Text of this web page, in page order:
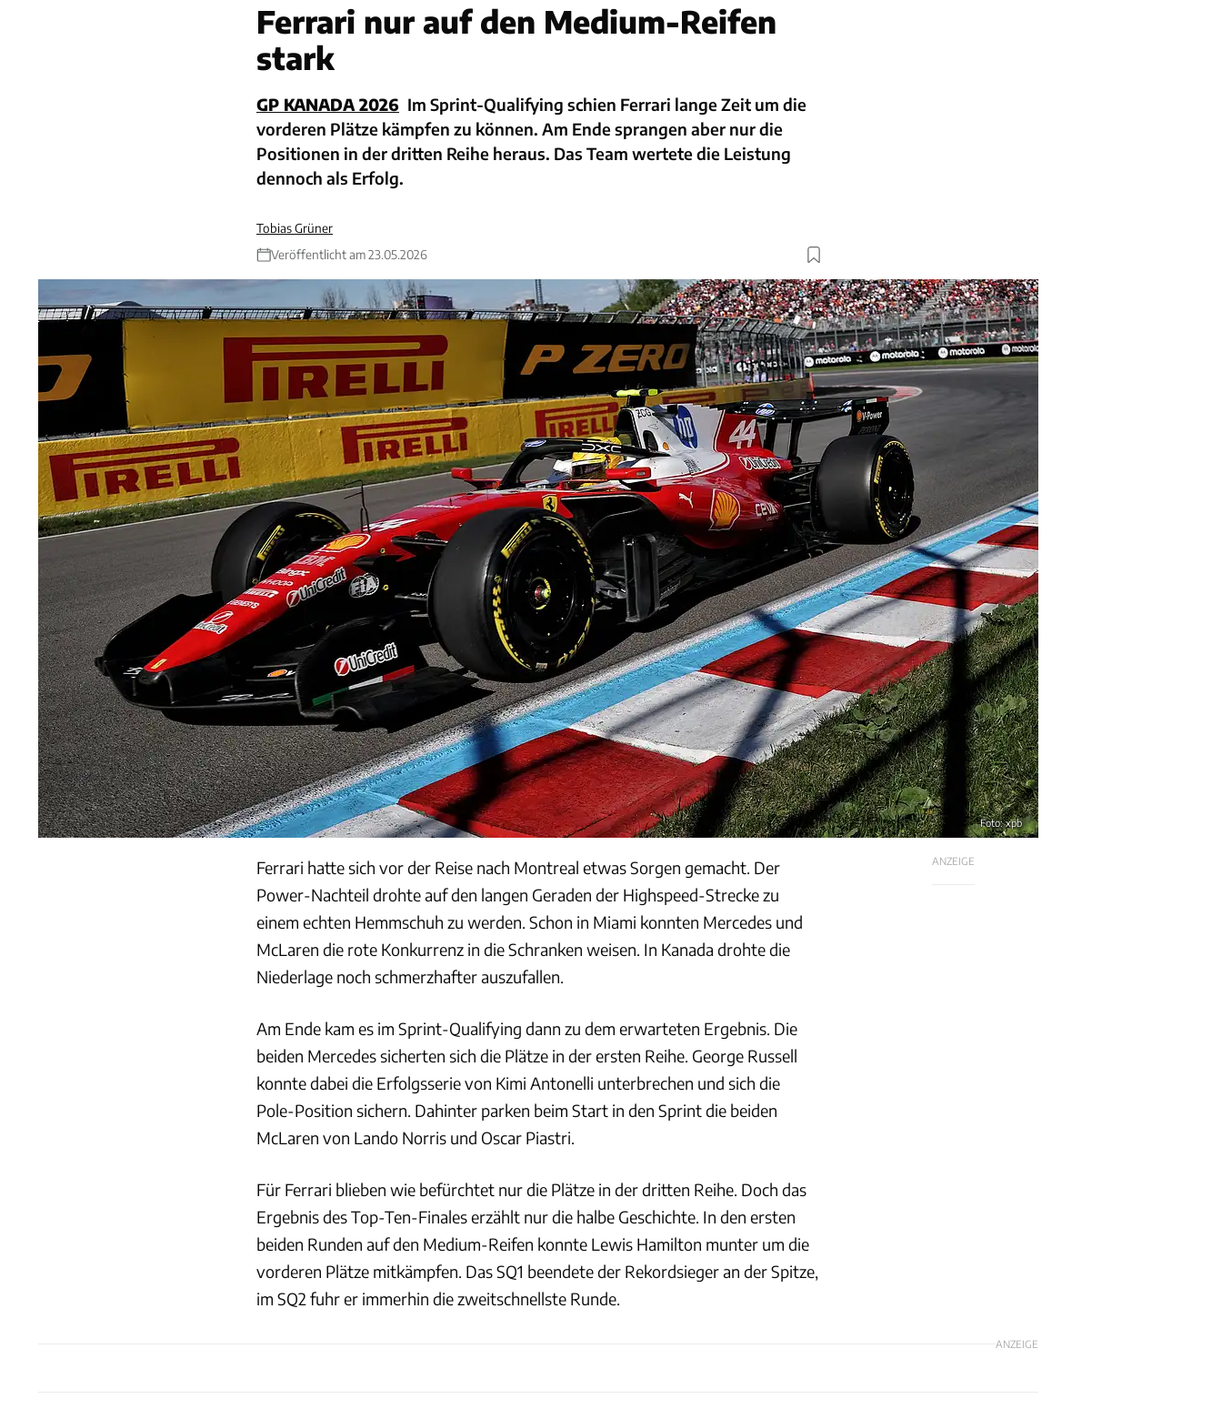
Ferrari nur auf den Medium-Reifen
stark
GP KANADA 2026 Im Sprint-Qualifying schien Ferrari lange Zeit um die
vorderen Plätze kämpfen zu können. Am Ende sprangen aber nur die
Positionen in der dritten Reihe heraus. Das Team wertete die Leistung
dennoch als Erfolg.
Tobias Grüner
Veröffentlicht am 23.05.2026
Foto: xpb
ANZEIGE
Ferrari hatte sich vor der Reise nach Montreal etwas Sorgen gemacht. Der
Power-Nachteil drohte auf den langen Geraden der Highspeed-Strecke zu
einem echten Hemmschuh zu werden. Schon in Miami konnten Mercedes und
McLaren die rote Konkurrenz in die Schranken weisen. In Kanada drohte die
Niederlage noch schmerzhafter auszufallen.
Am Ende kam es im Sprint-Qualifying dann zu dem erwarteten Ergebnis. Die
beiden Mercedes sicherten sich die Plätze in der ersten Reihe. George Russell
konnte dabei die Erfolgsserie von Kimi Antonelli unterbrechen und sich die
Pole-Position sichern. Dahinter parken beim Start in den Sprint die beiden
McLaren von Lando Norris und Oscar Piastri.
Für Ferrari blieben wie befürchtet nur die Plätze in der dritten Reihe. Doch das
Ergebnis des Top-Ten-Finales erzählt nur die halbe Geschichte. In den ersten
beiden Runden auf den Medium-Reifen konnte Lewis Hamilton munter um die
vorderen Plätze mitkämpfen. Das SQ1 beendete der Rekordsieger an der Spitze,
im SQ2 fuhr er immerhin die zweitschnellste Runde.
ANZEIGE